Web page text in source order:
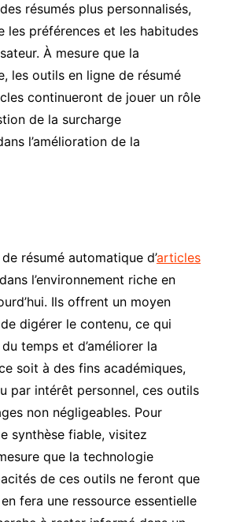
résumés plus personnalisés,
les préférences et les habitudes
À mesure que la
les outils en ligne de résumé
continueront de jouer un rôle
de la surcharge
l’amélioration de la
résumé automatique d’articles
l’environnement riche en
Ils offrent un moyen
digérer le contenu, ce qui
temps et d’améliorer la
soit à des fins académiques,
par intérêt personnel, ces outils
non négligeables. Pour
synthèse fiable, visitez
que la technologie
de ces outils ne feront que
en fera une ressource essentielle